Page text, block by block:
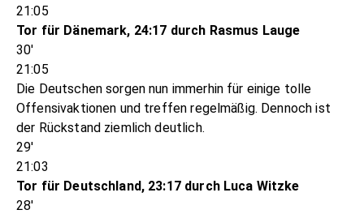
21:05
Tor für Dänemark, 24:17 durch Rasmus Lauge
30'
21:05
Die Deutschen sorgen nun immerhin für einige tolle
Offensivaktionen und treffen regelmäßig. Dennoch ist
der Rückstand ziemlich deutlich.
29'
21:03
Tor für Deutschland, 23:17 durch Luca Witzke
28'